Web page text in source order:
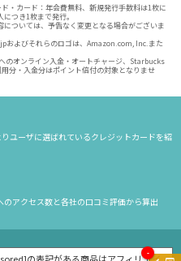
-
・カード：年会費無料、新規発行手数料は1枚に
つき1枚まで発行。
ついては、予告なく変更となる場合がございま
よびそれらのロゴは、Amazon.com, Inc.また
のオンライン入金・オートチャージ、Starbucks
分・入金分はポイント倍付の対象となりませ
ユーザに選ばれているクレジットカードを紹
アクセス数と各社の口コミ評価から算出